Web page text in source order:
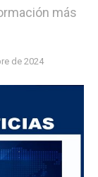
más
de 2024